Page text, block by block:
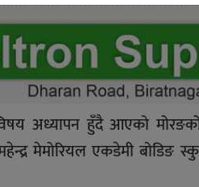
विषय अध्यापन हुँदै आएको
महेन्द्र मेमोरियल एकडेमी